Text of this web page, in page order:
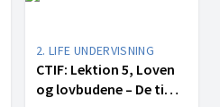
2. LIFE UNDERVISNING
CTIF: Lektion 5, Loven
og lovbudene – De ti